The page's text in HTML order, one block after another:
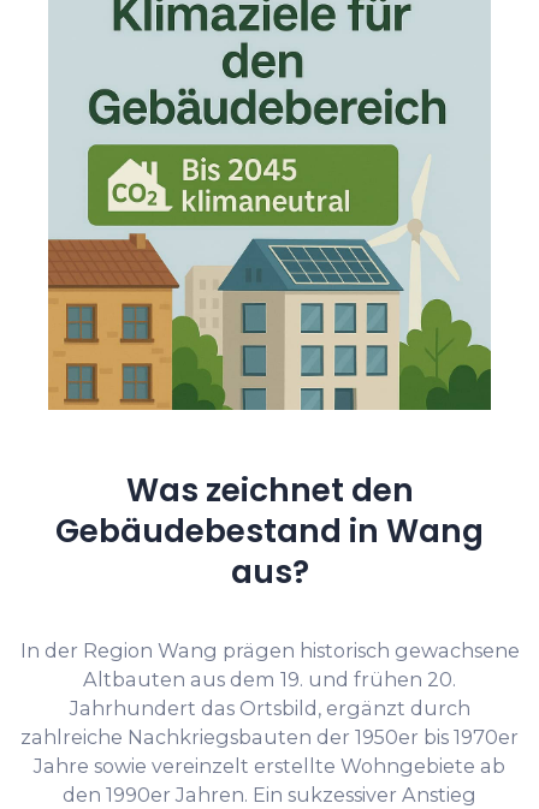
Was zeichnet den
Gebäudebestand in Wang
aus?
In der Region Wang prägen historisch gewachsene
Altbauten aus dem 19. und frühen 20.
Jahrhundert das Ortsbild, ergänzt durch
zahlreiche Nachkriegsbauten der 1950er bis 1970er
Jahre sowie vereinzelt erstellte Wohngebiete ab
den 1990er Jahren. Ein sukzessiver Anstieg